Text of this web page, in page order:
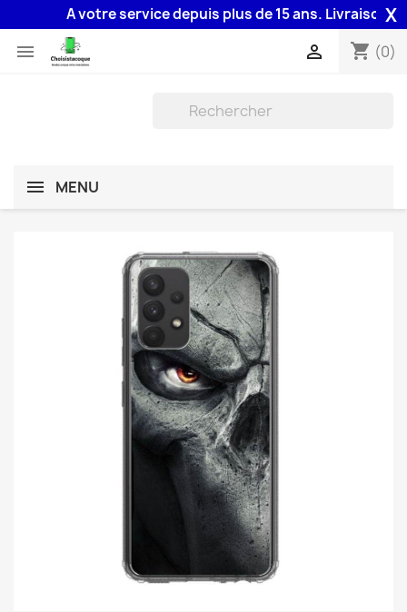
A votre service depuis plus de 15 ans. Livraison 48H
X
 shopping_cart (0)

MENU